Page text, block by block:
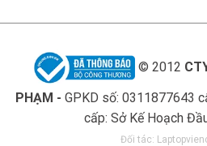
© 2012
PHẠM - GPKD số: 0311877643
cấp: Sở Kế Hoạch
Đối tác: